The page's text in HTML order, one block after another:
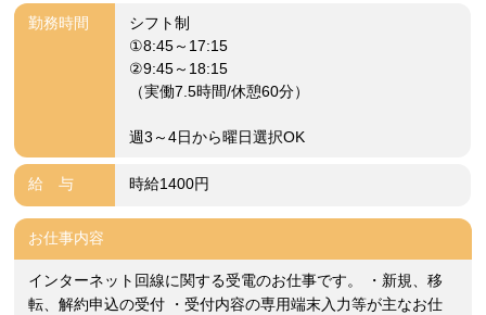
勤務時間
シフト制
①8:45～17:15
②9:45～18:15
（実働7.5時間/休憩60分）
週3～4日から曜日選択OK
給 与 時給1400円
お仕事内容
インターネット回線に関する受電のお仕事です。 ・新規、移
転、解約申込の受付 ・受付内容の専用端末入力等が主なお仕